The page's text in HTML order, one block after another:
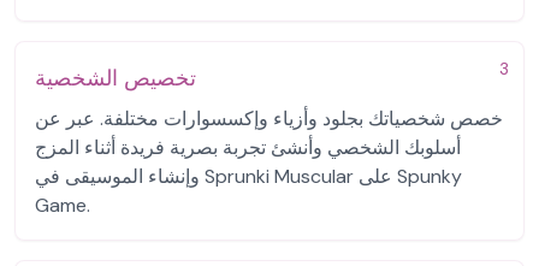
3 تخصيص الشخصية
خصص شخصياتك بجلود وأزياء وإكسسوارات مختلفة. عبر عن
أسلوبك الشخصي وأنشئ تجربة بصرية فريدة أثناء المزج
وإنشاء الموسيقى في Sprunki Muscular على Spunky
Game.